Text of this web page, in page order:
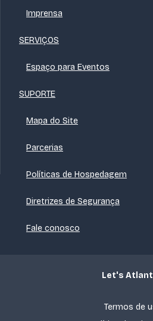
Imprensa
SERVIÇOS
Espaço para Eventos
SUPORTE
Mapa do Site
Parcerias
Políticas de Hospedagem
Diretrizes de Segurança
Fale conosco
Let's
Termos de